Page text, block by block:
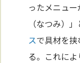
ったメニュ
（なつみ）
スで具材を
る。これに